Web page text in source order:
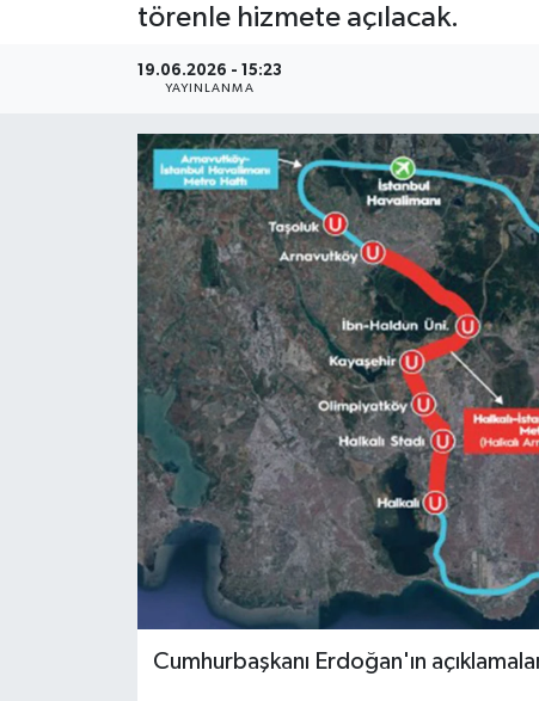
törenle hizmete açılacak.
19.06.2026 - 15:23
YAYINLANMA
Cumhurbaşkanı Erdoğan'ın
Teknoloji
Tüm Manşetler
Son Dakika Haberleri
Haber Arşivi